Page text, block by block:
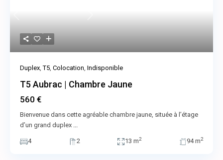
Previous Next
Duplex,T5, Colocation, Indisponible
T5 Aubrac | Chambre Jaune
560 €
Bienvenue dans cette agréable chambre jaune, située à l’étage
d’un grand duplex ...
4 2 13 m2 94 m2